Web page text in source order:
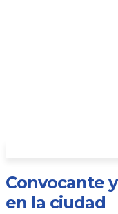
Convocante
en la ciudad